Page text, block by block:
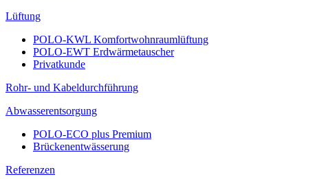
Lüftung
POLO-KWL Komfortwohnraumlüftung
POLO-EWT Erdwärmetauscher
Privatkunde
Rohr- und Kabeldurchführung
Abwasserentsorgung
POLO-ECO plus Premium
Brückenentwässerung
Referenzen